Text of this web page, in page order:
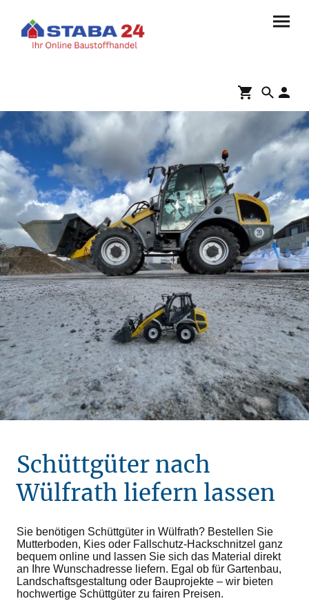
Schüttgüter nach
Wülfrath liefern lassen
Sie benötigen Schüttgüter in Wülfrath? Bestellen Sie
Mutterboden, Kies oder Fallschutz-Hackschnitzel ganz
bequem online und lassen Sie sich das Material direkt
an Ihre Wunschadresse liefern. Egal ob für Gartenbau,
Landschaftsgestaltung oder Bauprojekte – wir bieten
hochwertige Schüttgüter zu fairen Preisen.